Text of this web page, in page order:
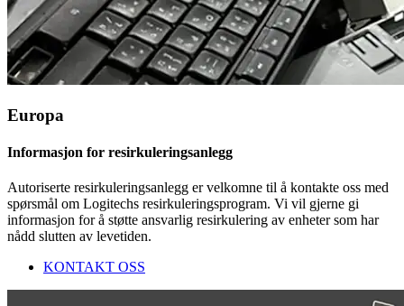
Europa
Informasjon for resirkuleringsanlegg
Autoriserte resirkuleringsanlegg er velkomne til å kontakte oss med
spørsmål om Logitechs resirkuleringsprogram. Vi vil gjerne gi
informasjon for å støtte ansvarlig resirkulering av enheter som har
nådd slutten av levetiden.
KONTAKT OSS